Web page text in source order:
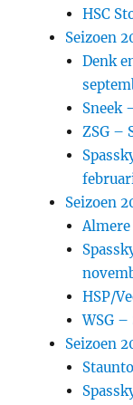
HSC
Seizoen
Denk
Sneek
ZSG –
Seizoen
Almere
HSP/
WSG –
Seizoen